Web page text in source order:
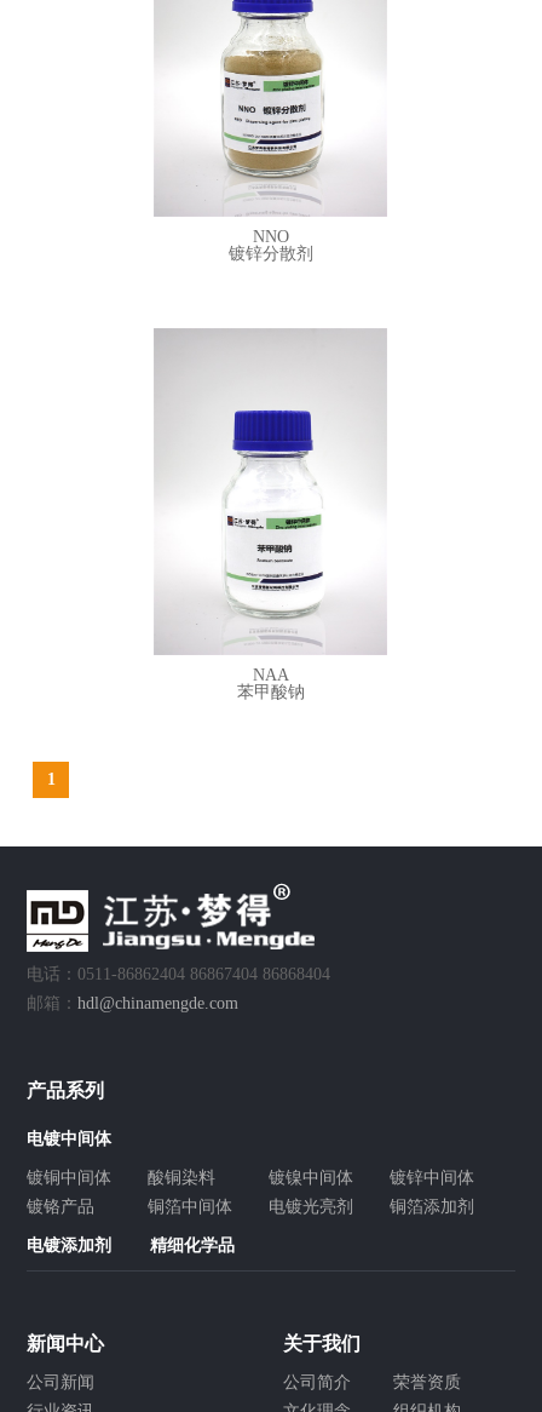
NNO
镀锌分散剂
NAA
苯甲酸钠
sodium benzoic
搜索词：镀锌辅助光亮剂
外观：
白色粉末
含量：≥98%
详细参数
1
电话：0511-86862404 86867404 86868404
邮箱：hdl@chinamengde.com
产品系列
电镀中间体
镀铜中间体 酸铜染料 镀镍中间体
镀锌中间体
镀铬产品
铜箔中间体 电镀光亮剂 铜箔添加剂
电镀添加剂 精细化学品
新闻中心
公司新闻
关于我们
公司简介
荣誉资质